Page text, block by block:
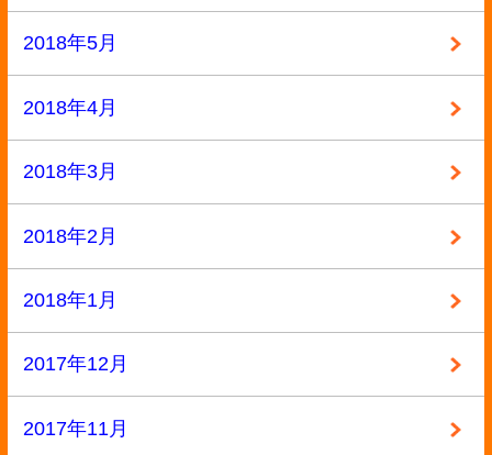
2017年4月
2017年3月
2017年1月
2016年10月
2016年9月
2016年8月